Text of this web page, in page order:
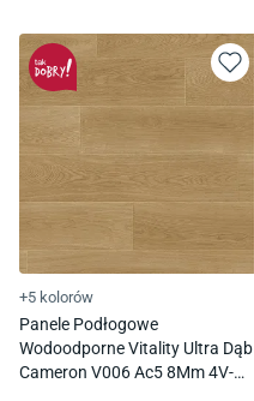
+5 kolorów
Panele Podłogowe
Wodoodporne Vitality Ultra Dąb
Cameron V006 Ac5 8Mm 4V-